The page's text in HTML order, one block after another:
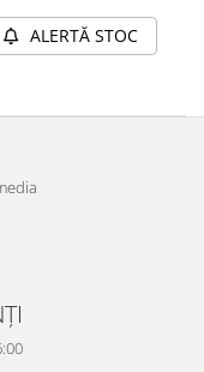
ALERTĂ STOC